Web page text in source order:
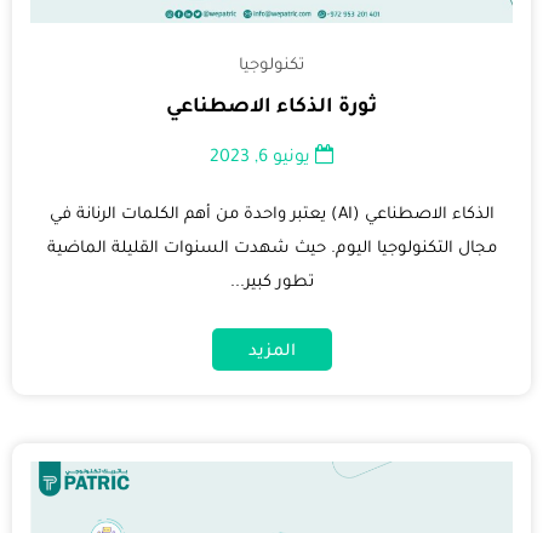
تكنولوجيا
ثورة الذكاء الاصطناعي
يونيو 6, 2023
الذكاء الاصطناعي (AI) يعتبر واحدة من أهم الكلمات الرنانة في
مجال التكنولوجيا اليوم. حيث شهدت السنوات القليلة الماضية
تطور كبير...
المزيد